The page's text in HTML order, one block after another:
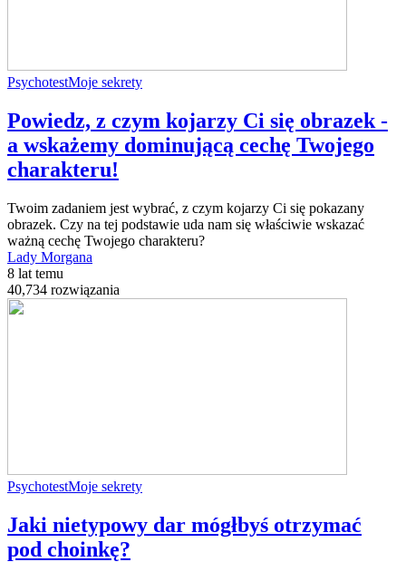
PsychotestMoje sekrety
Powiedz, z czym kojarzy Ci się obrazek -
a wskażemy dominującą cechę Twojego
charakteru!
Twoim zadaniem jest wybrać, z czym kojarzy Ci się pokazany
obrazek. Czy na tej podstawie uda nam się właściwie wskazać
ważną cechę Twojego charakteru?
Lady Morgana
8 lat temu
40,734 rozwiązania
PsychotestMoje sekrety
Jaki nietypowy dar mógłbyś otrzymać
pod choinkę?